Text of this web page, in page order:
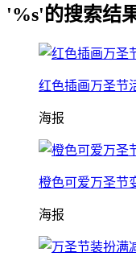
'%s'的搜索结
红色插画万圣节
海报
橙色可爱万圣节
海报